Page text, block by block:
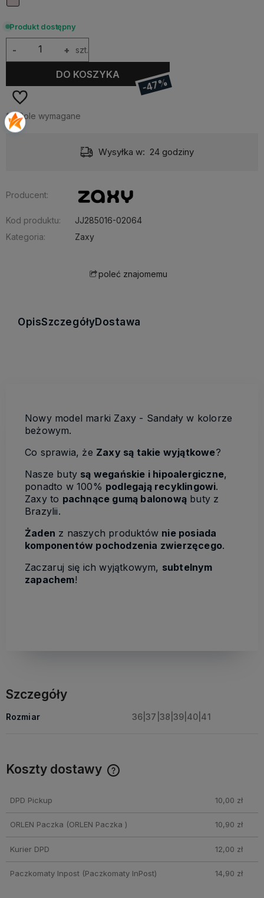
Produkt dostępny
+
- szt.
DO KOSZYKA
-47%
*- Pole wymagane
Wysyłka w: 24 godziny
Producent:
Kod produktu:
JJ285016-02064
Kategoria:
Zaxy
poleć znajomemu
OpisSzczegółyDostawa
Nowy model marki Zaxy - Sandały w kolorze
beżowym.
Co sprawia, że Zaxy są takie wyjątkowe?
Nasze buty są wegańskie i hipoalergiczne,
ponadto w 100% podlegają recyklingowi.
Zaxy to pachnące gumą balonową buty z
Brazylii.
Żaden z naszych produktów nie posiada
komponentów pochodzenia zwierzęcego.
Zaczaruj się ich wyjątkowym, subtelnym
zapachem!
Szczegóły
Rozmiar 36|37|38|39|40|41
Koszty dostawy
DPD Pickup 10,00 zł
ORLEN Paczka (ORLEN Paczka ) 10,90 zł
Kurier DPD 12,00 zł
Paczkomaty Inpost(Paczkomaty InPost) 14,90 zł